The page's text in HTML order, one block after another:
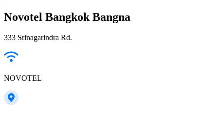
Novotel Bangkok Bangna
333 Srinagarindra Rd.
NOVOTEL